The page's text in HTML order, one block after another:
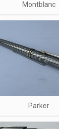
Montblanc
Parker